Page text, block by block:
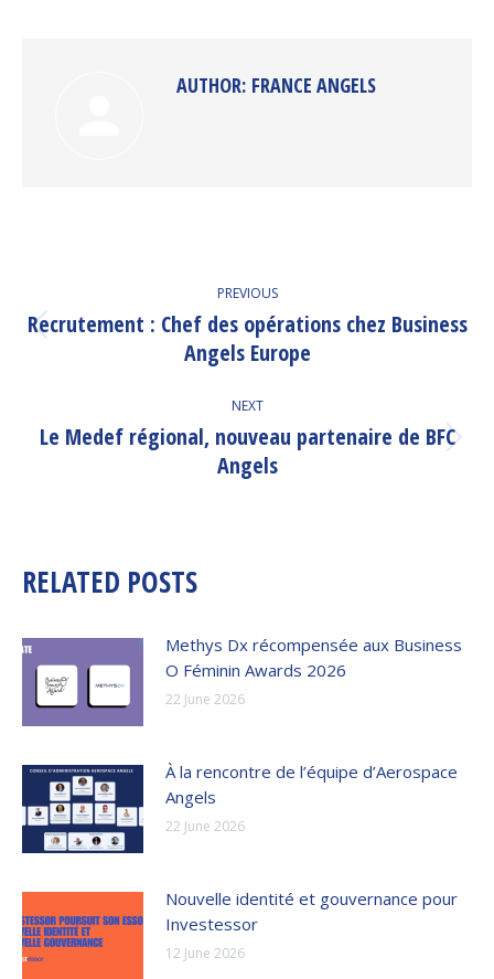
AUTHOR: FRANCE ANGELS
NAVIGATION
PREVIOUS
Previous
post:
Recrutement : Chef des opérations chez Business
Angels Europe
NEXT
Next
post:
Le Medef régional, nouveau partenaire de BFC
Angels
RELATED POSTS
Methys Dx récompensée aux Business
O Féminin Awards 2026
22 June 2026
À la rencontre de l’équipe d’Aerospace
Angels
22 June 2026
Nouvelle identité et gouvernance pour
Investessor
12 June 2026